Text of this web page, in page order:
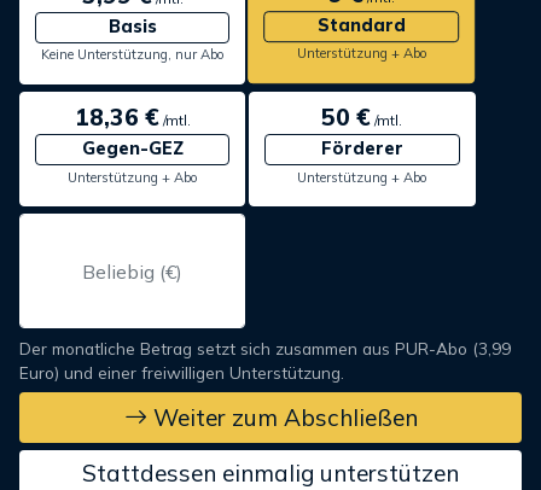
Basis
Keine Unterstützung, nur Abo
Standard
Unterstützung + Abo
18,36 €/mtl.
Gegen-GEZ
Unterstützung + Abo
50 € /mtl.
Förderer
Unterstützung + Abo
Der monatliche Betrag setzt sich zusammen aus PUR-Abo (3,99
Euro) und einer freiwilligen Unterstützung.
Weiter zum Abschließen
Stattdessen einmalig unterstützen